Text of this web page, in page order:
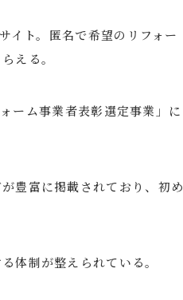
イト。匿名で希望のリフォー
える。
ーム事業者表彰選定事業」に
豊富に掲載されており、初め
体制が整えられている。